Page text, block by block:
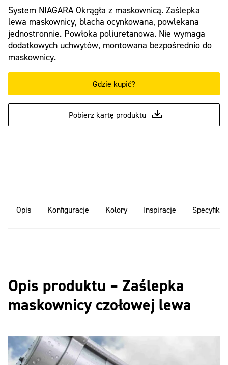
System NIAGARA Okrągła z maskownicą. Zaślepka
lewa maskownicy, blacha ocynkowana, powlekana
jednostronnie. Powłoka poliuretanowa. Nie wymaga
dodatkowych uchwytów, montowana bezpośrednio do
maskownicy.
Gdzie kupić?
Pobierz kartę produktu
Opis Konfiguracje Kolory Inspiracje
Opis produktu – Zaślepka
maskownicy czołowej lewa